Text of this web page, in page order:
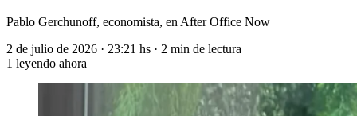
Pablo Gerchunoff, economista, en After Office Now
2 de julio de 2026 · 23:21 hs · 2 min de lectura
1 leyendo ahora